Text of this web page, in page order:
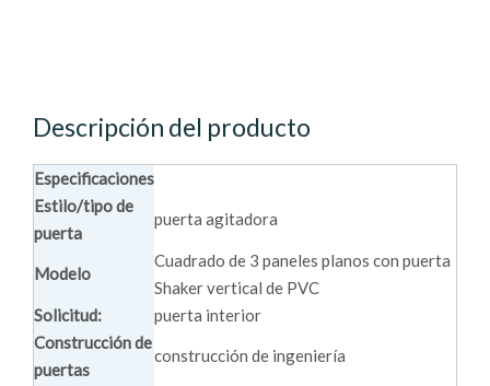
Descripción del producto
Especificaciones
Estilo/tipo de
puerta
puerta agitadora
Modelo
Cuadrado de 3 paneles planos con puerta
Shaker vertical de PVC
Solicitud:
puerta interior
Construcción de
puertas
construcción de ingeniería